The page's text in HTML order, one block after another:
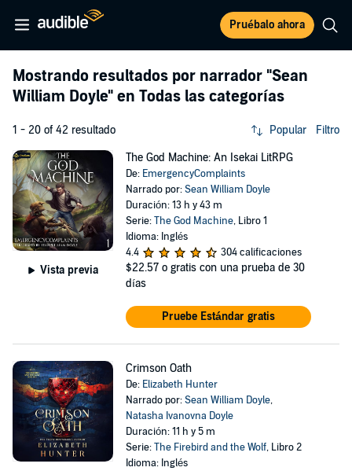
Pruébalo ahora
Mostrando resultados por narrador "Sean
William Doyle" en Todas las categorías
1 - 20 of 42 resultado Popular Filtro
Vista previa
The God Machine: An Isekai LitRPG
De: EmergencyComplaints
Narrado por:Sean William Doyle
Duración: 13 h y 43 m
Serie:The God Machine, Libro 1
Idioma: Inglés
4.4
304 calificaciones
$22.57 o gratis con una prueba de 30
días
Pruebe Estándar gratis
Crimson Oath
De: Elizabeth Hunter
Narrado por:Sean William Doyle,
Natasha Ivanovna Doyle
Duración: 11 h y 5 m
Serie:The Firebird and the Wolf, Libro 2
Idioma: Inglés